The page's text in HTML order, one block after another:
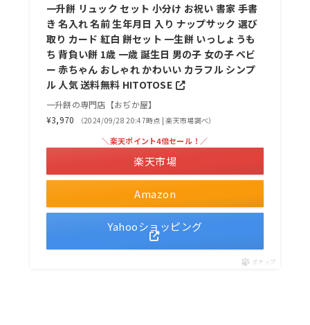
一升餅 リュック セット 小分け お祝い 書家 手書
き 名入れ 名前 生年月日 入り ナップサック 選び
取り カード 紅白 餅セット 一生餅 いっしょうも
ち 背負い餅 1歳 一歳 誕生日 男の子 女の子 ベビ
ー 赤ちゃん おしゃれ かわいい カラフル シンプ
ル 人気 送料無料 HITOTOSE
一升餅の専門店【おぢか屋】
¥3,970
（2024/09/28 20:47時点 | 楽天市場調べ）
Amazon
＼楽天ポイント4倍セール！／
楽天市場
Yahooショッピング
ポチップ